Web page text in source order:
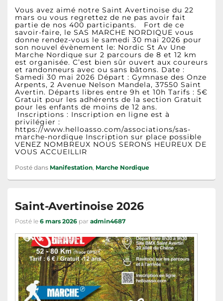
Vous avez aimé notre Saint Avertinoise du 22
mars ou vous regrettez de ne pas avoir fait
partie de nos 400 participants. Fort de ce
savoir-faire, le SAS MARCHE NORDIQUE vous
donne rendez-vous le samedi 30 mai 2026 pour
son nouvel évènement le: Nordic St Av Une
Marche Nordique sur 2 parcours de 8 et 12 km
est organisée. C’est bien sûr ouvert aux coureurs
et randonneurs avec ou sans bâtons. Date :
Samedi 30 mai 2026 Départ : Gymnase des Onze
Arpents, 2 Avenue Nelson Mandela, 37550 Saint
Avertin. Départs libres entre 9h et 10h Tarifs : 5€
Gratuit pour les adhérents de la section Gratuit
pour les enfants de moins de 12 ans.
Inscriptions : Inscription en ligne est à
privilégier :
https://www.helloasso.com/associations/sas-
marche-nordique Inscription sur place possible
VENEZ NOMBREUX NOUS SERONS HEUREUX DE
VOUS ACCUEILLIR
Posté dans Manifestation Marche Nordique
Saint-Avertinoise 2026
Posté le 6 mars 2026 par admin4687